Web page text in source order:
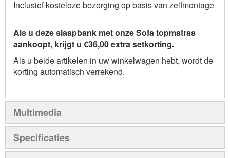
Inclusief kosteloze bezorging op basis van zelfmontage
Als u deze slaapbank met onze Sofa topmatras
aankoopt, krijgt u €36,00 extra setkorting.
Als u beide artikelen in uw winkelwagen hebt, wordt de
korting automatisch verrekend.
Multimedia
Specificaties